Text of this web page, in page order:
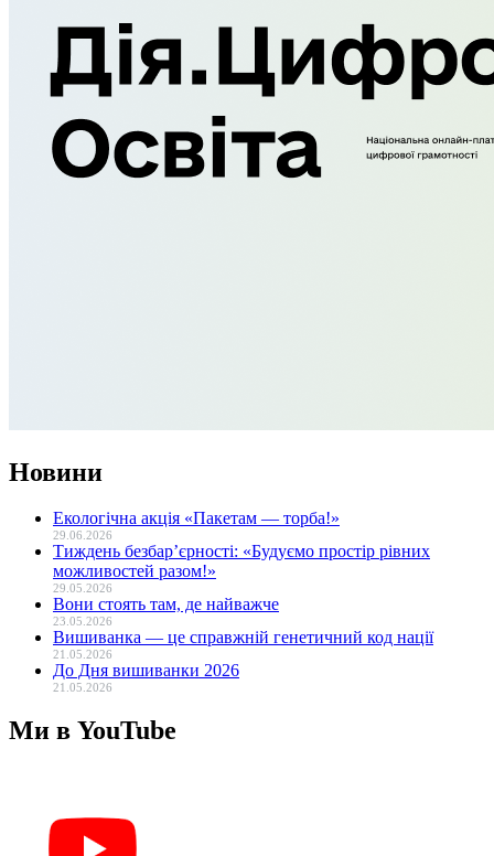
Новини
Екологічна акція «Пакетам — торба!»
29.06.2026
Тиждень безбар’єрності: «Будуємо простір рівних
можливостей разом!»
29.05.2026
Вони стоять там, де найважче
23.05.2026
Вишиванка — це справжній генетичний код нації
21.05.2026
До Дня вишиванки 2026
21.05.2026
Ми в YouTube